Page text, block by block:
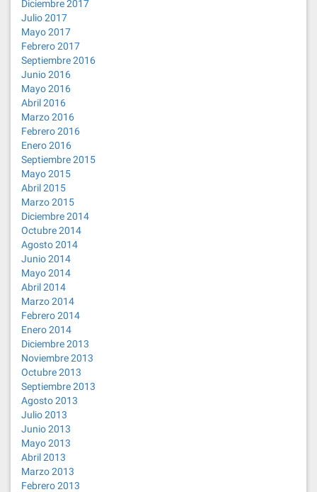
Diciembre 2017
Julio 2017
Mayo 2017
Febrero 2017
Septiembre 2016
Junio 2016
Mayo 2016
Abril 2016
Marzo 2016
Febrero 2016
Enero 2016
Septiembre 2015
Mayo 2015
Abril 2015
Marzo 2015
Diciembre 2014
Octubre 2014
Agosto 2014
Junio 2014
Mayo 2014
Abril 2014
Marzo 2014
Febrero 2014
Enero 2014
Diciembre 2013
Noviembre 2013
Octubre 2013
Septiembre 2013
Agosto 2013
Julio 2013
Junio 2013
Mayo 2013
Abril 2013
Marzo 2013
Febrero 2013